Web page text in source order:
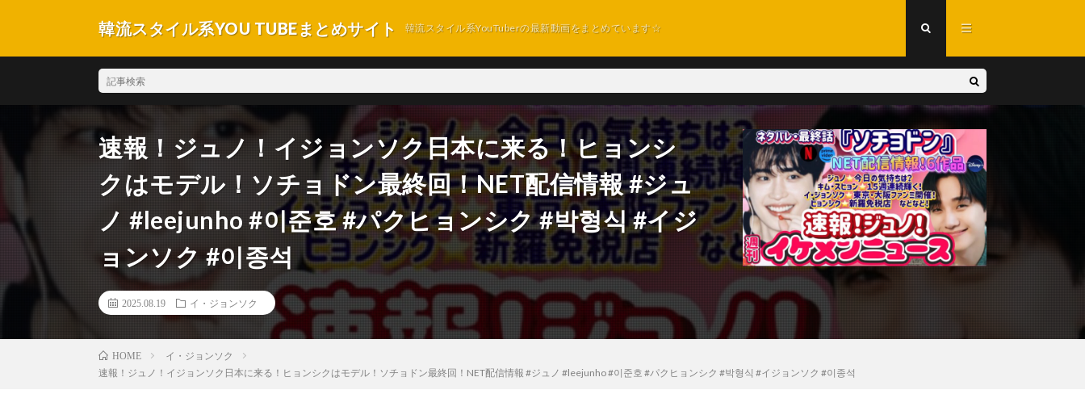
韓流スタイル系YOU TUBEまとめサイト 韓流スタイル系YouTuberの最新動画をまとめています☆
速報！ジュノ！イジョンソク日本に来る！ヒョンシ
クはモデル！ソチョドン最終回！NET配信情報 #ジュ
ノ #leejunho #이준호 #パクヒョンシク #박형식 #イジ
ョンソク #이종석
2025.08.19 イ・ジョンソク
HOME
イ・ジョンソク
速報！ジュノ！イジョンソク日本に来る！ヒョンシクはモデル！ソチョドン最終回！NET配信情報 #ジュノ #leejunho #이준호 #パクヒョンシク #박형식 #イジョンソク #이종석